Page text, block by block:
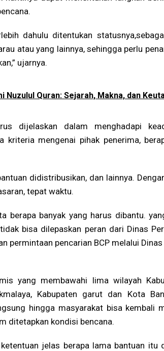
dahulu ditentukan
atau yang lainnya, sehingga perlu
ujarnya.
Nuzulul Quran: Sejarah, Makna, dan
dijelaskan dalam menghadapi
kriteria mengenai pihak penerima,
didistribusikan, dan lainnya.
tepat waktu.
berapa banyak yang harus dibantu.
bisa dilepaskan peran dari Dinas
permintaan pencarian BCP melalui
yang membawahi lima wilayah
Kabupaten garut dan Kota
hingga masyarakat bisa kembali
ditetapkan kondisi bencana.
jelas berapa lama bantuan itu